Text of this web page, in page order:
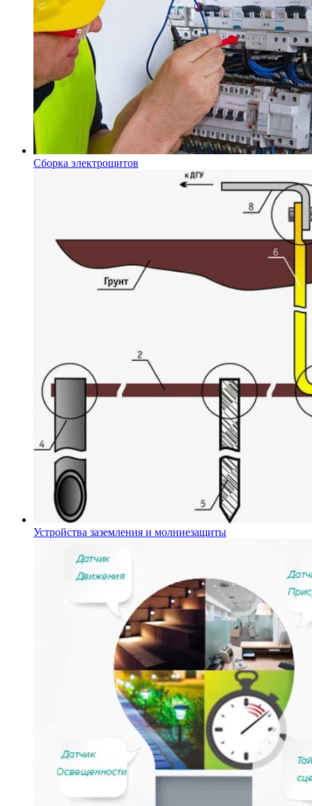
Сборка электрощитов
Устройства заземления и молниезащиты